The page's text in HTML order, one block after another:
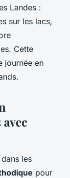
Landes :
sur les lacs,
Cette
journée en
les
pour